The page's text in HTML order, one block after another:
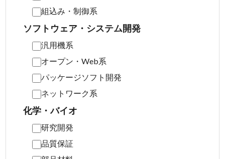
組込み・制御系
ソフトウェア・システム開発
汎用機系
オープン・Web系
パッケージソフト開発
ネットワーク系
化学・バイオ
研究開発
品質保証